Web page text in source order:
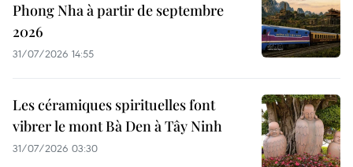
Phong Nha à partir de septembre
2026
31/07/2026 14:55
Les céramiques spirituelles font
vibrer le mont Bà Den à Tây Ninh
31/07/2026 03:30